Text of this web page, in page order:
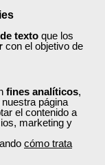
texto que los
con el objetivo de
fines analíticos,
página
el contenido a
marketing y
cómo trata
ofertas